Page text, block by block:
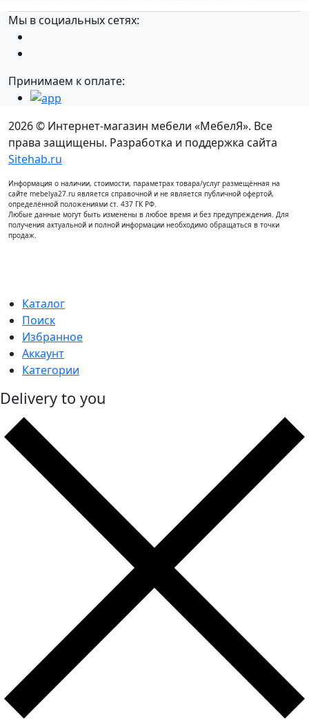
Мы в социальных сетях:
Принимаем к оплате:
2026 © Интернет-магазин мебели «МебелЯ». Все
права защищены. Разработка и поддержка сайта
Sitehab.ru
Информация о наличии, стоимости, параметрах товара/услуг размещённая на
сайте mebelya27.ru является справочной и не является публичной офертой,
определённой положениями ст. 437 ГК РФ.
Любые данные могут быть изменены в любое время и без предупреждения. Для
получения актуальной и полной информации необходимо обращаться в точки
продаж.
Каталог
Поиск
Избранное
Аккаунт
Категории
Delivery to you